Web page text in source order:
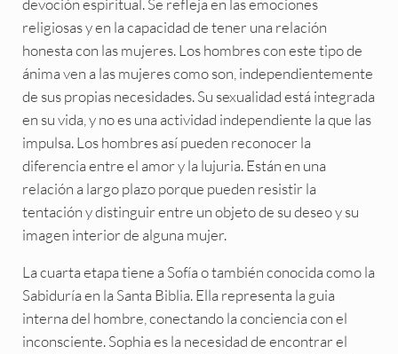
devoción espiritual. Se refleja en las emociones
religiosas y en la capacidad de tener una relación
honesta con las mujeres. Los hombres con este tipo de
ánima ven a las mujeres como son, independientemente
de sus propias necesidades. Su sexualidad está integrada
en su vida, y no es una actividad independiente la que las
impulsa. Los hombres así pueden reconocer la
diferencia entre el amor y la lujuria. Están en una
relación a largo plazo porque pueden resistir la
tentación y distinguir entre un objeto de su deseo y su
imagen interior de alguna mujer.
La cuarta etapa tiene a Sofía o también conocida como la
Sabiduría en la Santa Biblia. Ella representa la guia
interna del hombre, conectando la conciencia con el
inconsciente. Sophia es la necesidad de encontrar el